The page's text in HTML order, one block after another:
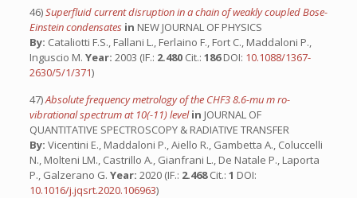
46)Superfluid current disruption in a chain of weakly coupled Bose-
Einstein condensates in NEW JOURNAL OF PHYSICS
By: Cataliotti F.S., Fallani L., Ferlaino F., Fort C., Maddaloni P.,
Inguscio M. Year: 2003 (IF.: 2.480 Cit.: 186DOI: 10.1088/1367-
2630/5/1/371)
47)Absolute frequency metrology of the CHF3 8.6-mu m ro-
vibrational spectrum at 10(-11) levelin JOURNAL OF
QUANTITATIVE SPECTROSCOPY & RADIATIVE TRANSFER
By: Vicentini E., Maddaloni P., Aiello R., Gambetta A., Coluccelli
N., Molteni LM., Castrillo A., Gianfrani L., De Natale P., Laporta
P., Galzerano G. Year: 2020 (IF.: 2.468Cit.: 1 DOI:
10.1016/j.jqsrt.2020.106963)